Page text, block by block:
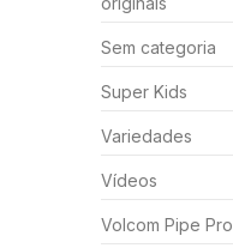
Sem categoria
Super Kids
Variedades
Vídeos
Volcom Pipe Pro